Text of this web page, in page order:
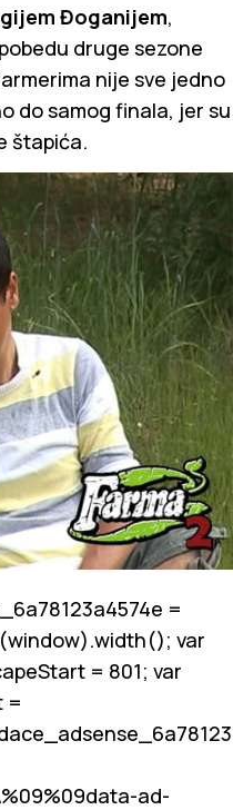
Đoganijem,
druge sezone
nije sve jedno
do samog finala, jer su
štapića.
=
var
= 801; var
=
ad-